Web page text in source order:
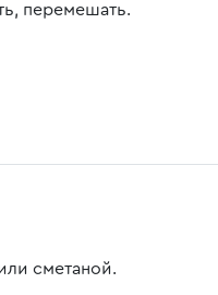
перемешать.
сметаной.